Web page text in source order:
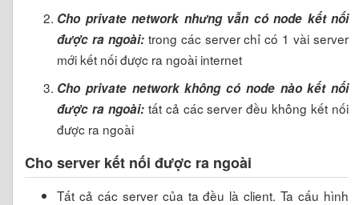
Cho private network nhưng vẫn có node kết nối
được ra ngoài:trong các server chỉ có 1 vài server
mới kết nối được ra ngoài internet
Cho private network không có node nào kết nối
được ra ngoài:tất cả các server đều không kết nối
được ra ngoài
Cho server kết nối được ra ngoài
Tất cả các server của ta đều là client. Ta cấu hình